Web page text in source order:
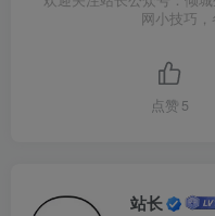
网小技巧
点赞 5
站长